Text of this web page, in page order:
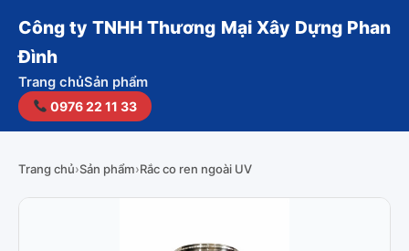
Công ty TNHH Thương Mại Xây Dựng Phan
Đình
Trang chủSản phẩm
0976 22 11 33
Trang chủ›Sản phẩm›Rắc co ren ngoài UV